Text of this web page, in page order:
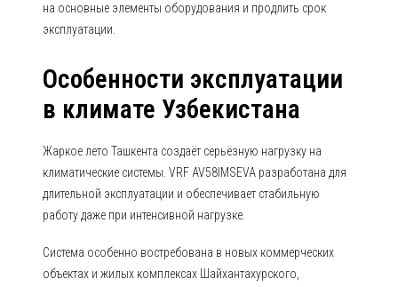
на основные элементы оборудования и продлить срок
эксплуатации.
Особенности эксплуатации
в климате Узбекистана
Жаркое лето Ташкента создаёт серьёзную нагрузку на
климатические системы. VRF AV58IMSEVA разработана для
длительной эксплуатации и обеспечивает стабильную
работу даже при интенсивной нагрузке.
Система особенно востребована в новых коммерческих
объектах и жилых комплексах Шайхантахурского,